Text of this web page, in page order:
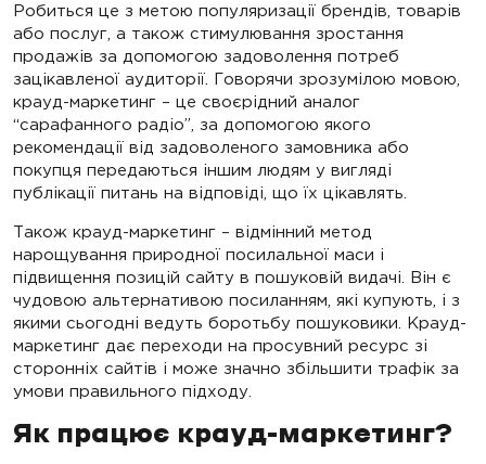
Робиться це з метою популяризації брендів, товарів
або послуг, а також стимулювання зростання
продажів за допомогою задоволення потреб
зацікавленої аудиторії. Говорячи зрозумілою мовою,
крауд-маркетинг – це своєрідний аналог
“сарафанного радіо”, за допомогою якого
рекомендації від задоволеного замовника або
покупця передаються іншим людям у вигляді
публікації питань на відповіді, що їх цікавлять.
Також крауд-маркетинг – відмінний метод
нарощування природної посилальної маси і
підвищення позицій сайту в пошуковій видачі. Він є
чудовою альтернативою посиланням, які купують, і з
якими сьогодні ведуть боротьбу пошуковики. Крауд-
маркетинг дає переходи на просувний ресурс зі
сторонніх сайтів і може значно збільшити трафік за
умови правильного підходу.
Як працює крауд-маркетинг?